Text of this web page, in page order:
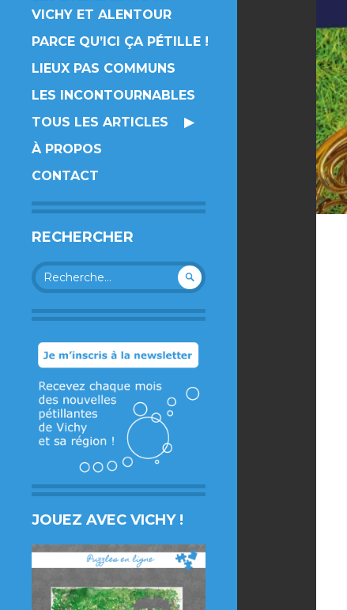
VICHY ET ALENTOUR
PARCE QU’ICI ÇA PÉTILLE !
LIEUX PAS COMMUNS
LES INCONTOURNABLES
TOUS LES ARTICLES
À PROPOS
CONTACT
RECHERCHER
Rechercher :
JOUEZ AVEC VICHY !